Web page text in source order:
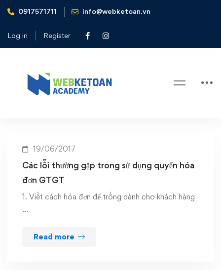
0917571711 info@webketoan.vn
Log in Register
Home
dụng quyển hóa đơn GTGT
19/06/2017
Các lỗi thường gặp trong sử dụng quyển hóa
đơn GTGT
1. Viết cách hóa đơn để trống dành cho khách hàng
…
Read more